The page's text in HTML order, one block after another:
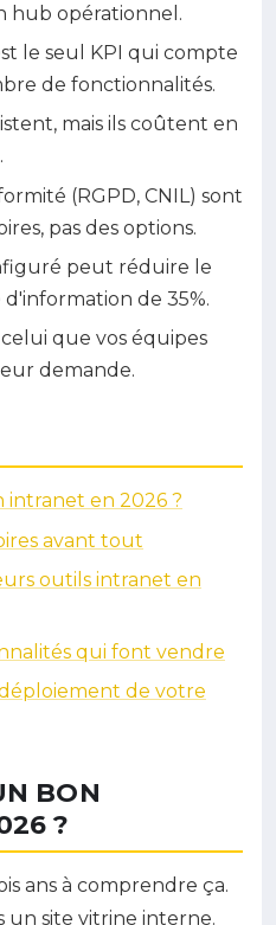
hub opérationnel.
le seul KPI qui compte
de fonctionnalités.
mais ils coûtent en
(RGPD, CNIL) sont
pas des options.
peut réduire le
de 35%.
que vos équipes
demande.
en 2026 ?
avant tout
outils intranet en
qui font vendre
de votre
BON
?
ans à comprendre ça.
un site vitrine interne.